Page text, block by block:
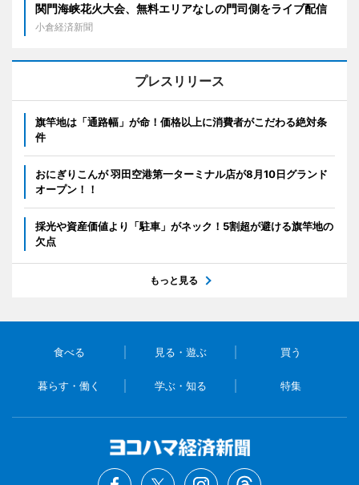
関門海峡花火大会、無料エリアなしの門司側をライブ配信
小倉経済新聞
プレスリリース
旗竿地は「通路幅」が命！価格以上に消費者がこだわる絶対条
件
おにぎりこんが 羽田空港第一ターミナル店が8月10日グランド
オープン！！
採光や資産価値より「駐車」がネック！5割超が避ける旗竿地の
欠点
もっと見る
食べる 見る・遊ぶ 買う
暮らす・働く 学ぶ・知る 特集